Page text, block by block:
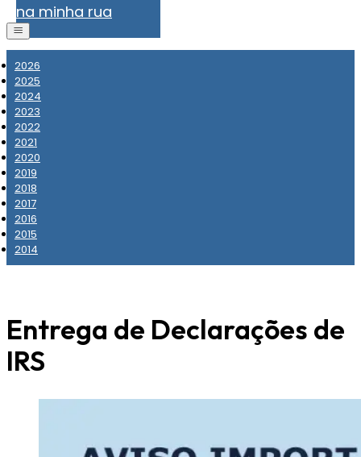
na minha rua
2026
2025
2024
2023
2022
2021
2020
2019
2018
2017
2016
2015
2014
Entrega de Declarações de
IRS